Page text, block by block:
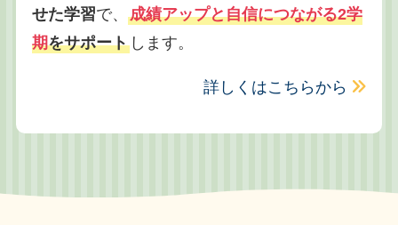
せた学習で、 成績アップと自信につながる2学
期をサポートします。
詳しくはこちらから